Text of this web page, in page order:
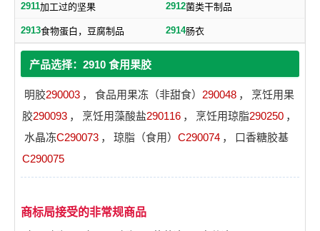
2911加工过的坚果 2912菌类干制品
2913食物蛋白，豆腐制品 2914肠衣
产品选择：2910 食用果胶
明胶290003 ， 食品用果冻（非甜食） 290048 ，
烹饪用果
胶290093 ， 烹饪用藻酸盐290116 ， 烹饪用琼脂290250 ，
水晶冻C290073 ， 琼脂（食用） C290074 ，
口香糖胶基
C290075
商标局接受的非常规商品